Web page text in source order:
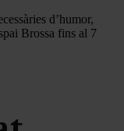
d’humor,
Brossa fins al 7